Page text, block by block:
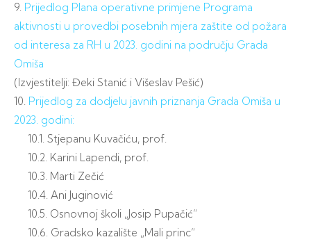
9. Prijedlog Plana operativne primjene Programa
aktivnosti u provedbi posebnih mjera zaštite od požara
od interesa za RH u 2023. godini na području Grada
Omiša
(Izvjestitelji: Đeki Stanić i Višeslav Pešić)
10. Prijedlog za dodjelu javnih priznanja Grada Omiša u
2023. godini:
10.1. Stjepanu Kuvačiću, prof.
10.2. Karini Lapendi, prof.
10.3. Marti Zečić
10.4. Ani Juginović
10.5. Osnovnoj školi „Josip Pupačić“
10.6. Gradsko kazalište „Mali princ“